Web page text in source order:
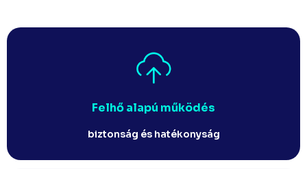
Felhő alapú működés
biztonság és hatékonyság